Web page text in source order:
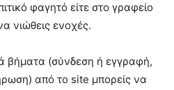
φαγητό είτε στο γραφείο
νιώθεις ενοχές.
βήματα (σύνδεση ή εγγραφή,
από το site μπορείς να